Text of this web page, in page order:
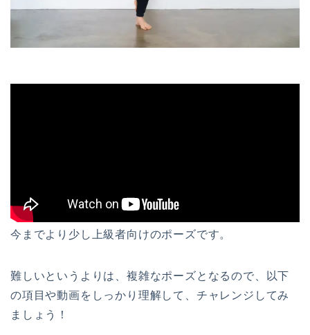
今までより少し上級者向けのポーズです。
難しいというよりは、複雑なポーズとなるので、以下
の項目や動画をしっかり理解して、チャレンジしてみ
ましょう！